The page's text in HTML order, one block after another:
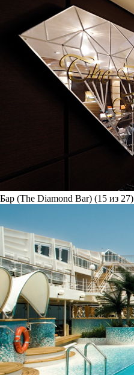
Бар (The Diamond Bar) (15 из 27)